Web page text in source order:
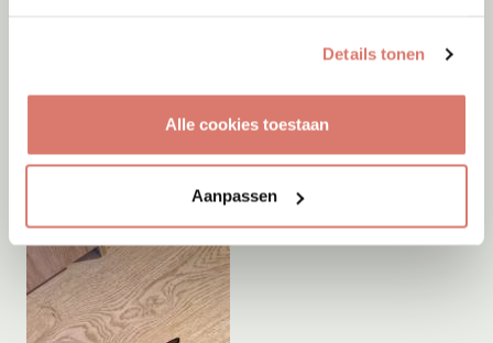
Details tonen
Alle cookies toestaan
Aanpassen
Leerbroek